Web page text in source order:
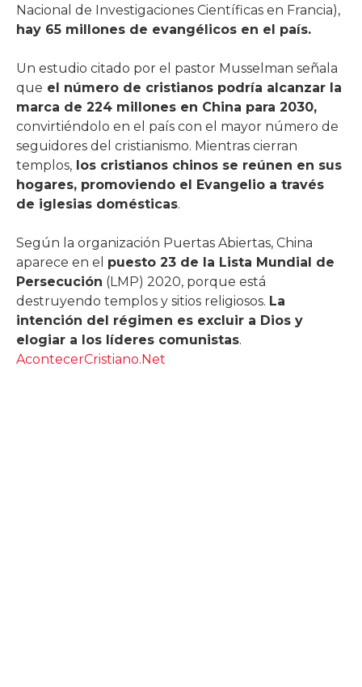
Nacional de Investigaciones Científicas en Francia),
hay 65 millones de evangélicos en el país.
Un estudio citado por el pastor Musselman señala
que el número de cristianos podría alcanzar la
marca de 224 millones en China para 2030,
convirtiéndolo en el país con el mayor número de
seguidores del cristianismo. Mientras cierran
templos, los cristianos chinos se reúnen en sus
hogares, promoviendo el Evangelio a través
de iglesias domésticas.
Según la organización Puertas Abiertas, China
aparece en el puesto 23 de la Lista Mundial de
Persecución (LMP) 2020, porque está
destruyendo templos y sitios religiosos. La
intención del régimen es excluir a Dios y
elogiar a los líderes comunistas.
AcontecerCristiano.Net